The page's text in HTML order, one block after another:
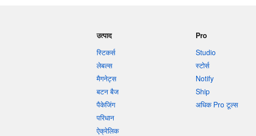
उत्पाद
स्टिकर्स
लेबल्स
मैगनेट्स
बटन बैज
पैकेजिंग
परिधान
ऐक्रेलिक
Pro
Studio
स्टोर्स
Notify
Ship
अधिक Pro टूल्स